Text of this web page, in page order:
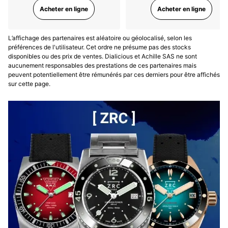
Full Set
Cadran d'origine "T swiss made T".  Index et aiguilles
tritium avec une très belle patine crème.
Calibre Omega 86.
Verre plexi avec logo Omega au centre.
42mm hors couronne qui passent comme une lettre à
la poste avec une lunette assez fine et une épaisseur
La montre est équipée de son bracelet acier d'origine
réf. 1479 avec pièces de bout 812.
Mais je la porte le plus souvent sur un cuir fin
légèrement grainé de chez Haddn (provenance
Thailand) avec une boucle ardillon ou encore sur le
Nato Omega Space (acheté plus tard) ou encore un
tissé de chez Avel & Men
Acheter en ligne Acheter en ligne
L’affichage des partenaires est aléatoire ou géolocalisé, selon les
préférences de l'utilisateur. Cet ordre ne présume pas des stocks
disponibles ou des prix de ventes. Dialicious et Achille SAS ne sont
aucunement responsables des prestations de ces partenaires mais
peuvent potentiellement être rémunérés par ces derniers pour être affichés
sur cette page.